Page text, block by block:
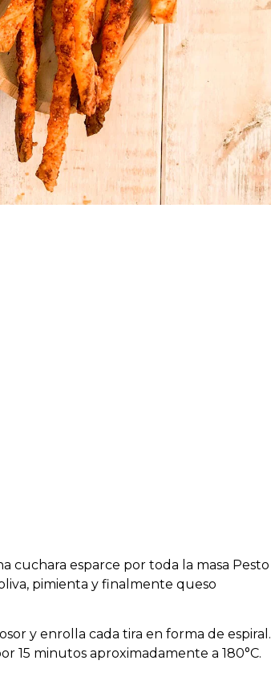
cuchara esparce por toda la masa Pesto
pimienta y finalmente queso
y enrolla cada tira en forma de espiral.
15 minutos aproximadamente a 180°C.